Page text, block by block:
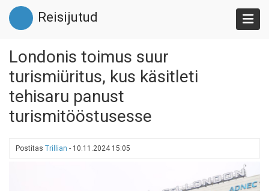
Liigu
edasi
põhisisu
Reisijutud
Londonis toimus suur
turismiüritus, kus käsitleti
tehisaru panust
turismitööstusesse
Postitas Trillian - 10.11.2024 15:05